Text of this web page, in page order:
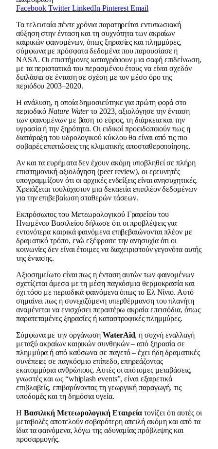
Facebook Twitter LinkedIn Pinterest Email
Τα τελευταία πέντε χρόνια παρατηρείται εντυπωσιακή
αύξηση στην ένταση και τη συχνότητα των ακραίων
καιρικών φαινομένων, όπως ξηρασίες και πλημμύρες,
σύμφωνα με πρόσφατα δεδομένα που παρουσίασε η
NASA. Οι επιστήμονες καταγράφουν μια σαφή επιδείνωση,
με τα περιστατικά του περασμένου έτους να είναι σχεδόν
διπλάσια σε ένταση σε σχέση με τον μέσο όρο της
περιόδου 2003–2020.
Η ανάλυση, η οποία δημοσιεύτηκε για πρώτη φορά στο
περιοδικό Nature Waterτο 2023, αξιολόγησε την ένταση
των φαινομένων με βάση το εύρος, τη διάρκεια και την
υγρασία ή την ξηρότητα. Οι ειδικοί προειδοποιούν πως η
διατάραξη του υδρολογικού κύκλου θα είναι από τις πιο
σοβαρές επιπτώσεις της κλιματικής αποσταθεροποίησης.
Αν και τα ευρήματα δεν έχουν ακόμη υποβληθεί σε πλήρη
επιστημονική αξιολόγηση (peer review), οι ερευνητές
υπογραμμίζουν ότι οι αρχικές ενδείξεις είναι ανησυχητικές.
Χρειάζεται τουλάχιστον μια δεκαετία επιπλέον δεδομένων
για την επιβεβαίωση σταθερών τάσεων.
Εκπρόσωπος του Μετεωρολογικού Γραφείου του
Ηνωμένου Βασιλείου δήλωσε ότι οι προβλέψεις για
εντονότερα καιρικά φαινόμενα επιβεβαιώνονται πλέον με
δραματικό τρόπο, ενώ εξέφρασε την ανησυχία ότι οι
κοινωνίες δεν είναι έτοιμες να διαχειριστούν γεγονότα αυτής
της έντασης.
Αξιοσημείωτο είναι πως η ένταση αυτών των φαινομένων
σχετίζεται άμεσα με τη μέση παγκόσμια θερμοκρασία και
όχι τόσο με περιοδικά φαινόμενα όπως το Ελ Νίνιο. Αυτό
σημαίνει πως η συνεχιζόμενη υπερθέρμανση του πλανήτη
αναμένεται να ενισχύσει περαιτέρω ακραία επεισόδια, όπως
παρατεταμένες ξηρασίες ή καταστροφικές πλημμύρες.
Σύμφωνα με την οργάνωσηWaterAid, η συχνή εναλλαγή
μεταξύ ακραίων καιρικών συνθηκών – από ξηρασία σε
πλημμύρα ή από καύσωνα σε παγετό – έχει ήδη δραματικές
συνέπειες σε παγκόσμιο επίπεδο, επηρεάζοντας
εκατομμύρια ανθρώπους. Αυτές οι απότομες μεταβάσεις,
γνωστές και ως “whiplash events”, είναι εξαιρετικά
επιβλαβείς, επιβαρύνοντας τη γεωργική παραγωγή, τις
υποδομές και τη δημόσια υγεία.
Η Βασιλική Μετεωρολογική Εταιρεία τονίζει ότι αυτές οι
μεταβολές αποτελούν σοβαρότερη απειλή ακόμη και από τα
ίδια τα φαινόμενα, λόγω της αδυναμίας πρόβλεψης και
προσαρμογής.